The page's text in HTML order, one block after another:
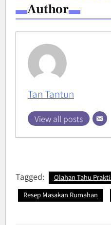
Author
Tan Tantun
View all posts
Tagged:
Olahan Tahu
Resep Masakan Rumahan